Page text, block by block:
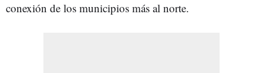
conexión de los municipios más al norte.